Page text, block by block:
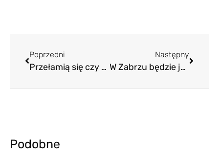
Poprzedni
Przełamią się czy pogrążą?
Następny
W Zabrzu będzie jeszcze trudniej
Podobne